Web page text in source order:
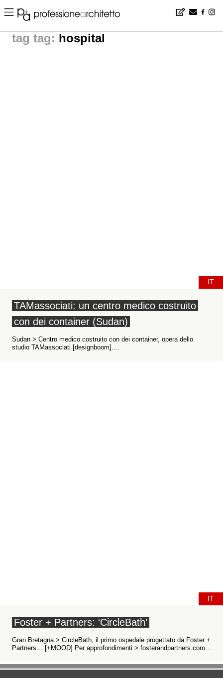
Home ▪ news ▪ tag: hospital | News from The World
tag: hospital
IT
TAMassociati: un centro medico costruito
con dei container (Sudan)
Sudan > Centro medico costruito con dei container, opera dello
studio TAMassociati [designboom]....
IT
Foster + Partners: ‘CircleBath’
Gran Bretagna > CircleBath, il primo ospedale progettato da Foster +
Partners… [+MOOD] Per approfondimenti > fosterandpartners.com...